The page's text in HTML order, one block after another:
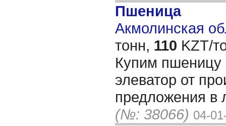
Пшеница
Акмолинская
тонн, 110 KZT/
Купим пшеницу
элеватор от
предложения в
(№: 38066) 04-